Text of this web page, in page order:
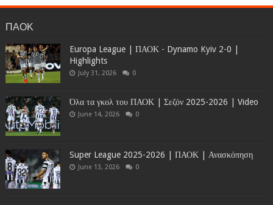
ΠΑΟΚ
Europa League | ΠΑΟΚ - Dynamo Kyiv 2-0 |
Highlights
July 31, 2026 0
Όλα τα γκολ του ΠΑΟΚ | Σεζόν 2025-2026 | Video
June 14, 2026 0
Super League 2025-2026 | ΠΑΟΚ | Ανασκόπηση
June 13, 2026 0